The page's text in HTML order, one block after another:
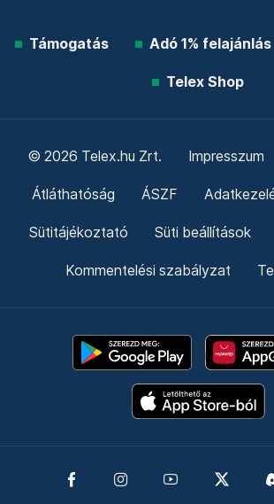
Támogatás Adó 1% felajánlás
Telex Shop
© 2026 Telex.hu Zrt. Impresszum
Átláthatóság ÁSZF
Sütitájékoztató Süti beállítások
Kommentelési szabályzat